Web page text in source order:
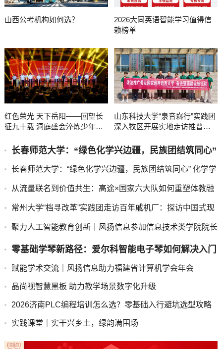
山西公考机构如何选？
2026大同英语智能学习值得信
赖榜单
红色荣光 天下岳阳——回望长
征九十载 洞庭盛会淬炼少年初
山东科技大学“泉音嵙行”实践团
深入牧区开展实地走访推普服
长春师范大学：“绿色化学兴边疆，民族团结筑同心”
化学学院实践团沿着G331边境线行走的 “思政+化
学”实景课堂
长春师范大学：“绿色化学兴边疆，民族团结筑同心” 化学学
从流量联名到价值共生：高途×国家六大队如何重塑体教融
常州大学“档寻改革”实践团走访百年戚机厂：探访中国式现
聚力人工智能教育创新｜风扬信息参加信息技术类学院院长
零基础学琴新路径：爱尔科智能电子琴如何解决入门
难题
赋能学术交流｜风扬信息助力福建省计算机学会年会
晶尚视智慧黑板 助力教学场景数字化升级
2026济南PLC编程培训怎么选？零基础入行避坑选型攻略
实践课堂｜实干兴乡土，绿韵满围场